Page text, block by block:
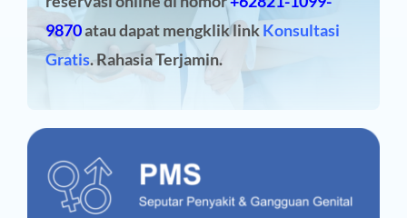
9870atau dapat mengklik linkKonsultasi
Gratis. Rahasia Terjamin.